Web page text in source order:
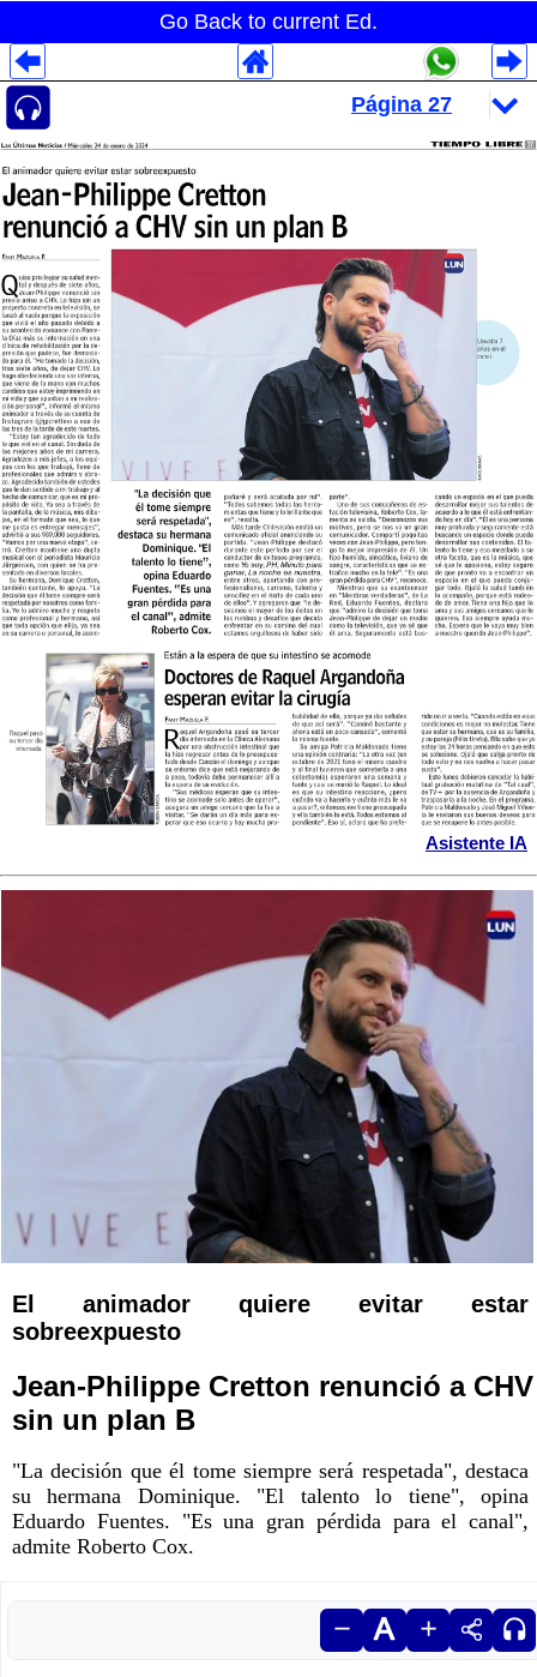
Go Back to current Ed.
Asistente IA
El animador quiere evitar estar
sobreexpuesto
Jean-Philippe Cretton renunció a CHV
sin un plan B
"La decisión que él tome siempre será respetada", destaca
su hermana Dominique. "El talento lo tiene", opina
Eduardo Fuentes. "Es una gran pérdida para el canal",
admite Roberto Cox.
Despliegues Analytics
Despliegues Totales
Despliegues por Rubros